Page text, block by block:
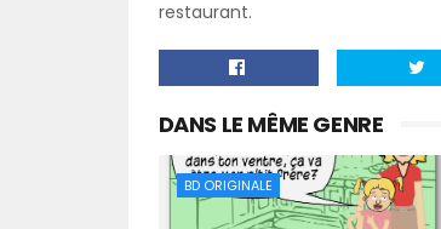
restaurant.
DANS LE MÊME GENRE
BD ORIGINALE